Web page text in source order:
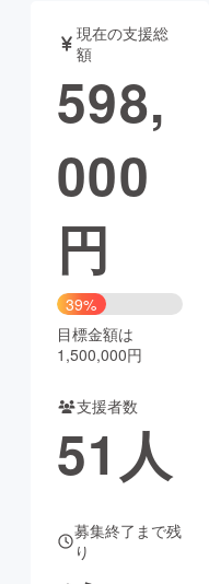
書籍・雑誌
チャレンジ
CAMPFIRE Creation
ya コミュニティ
現在の支援総
額
598,
000
円
39%
目標金額は
1,500,000円
支援者数
51 人
募集終了まで残
り